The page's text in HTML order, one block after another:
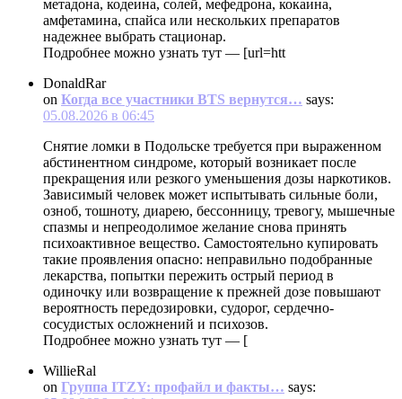
метадона, кодеина, солей, мефедрона, кокаина,
амфетамина, спайса или нескольких препаратов
надежнее выбрать стационар.
Подробнее можно узнать тут — [url=htt
DonaldRar
on Когда все участники BTS вернутся… says:
05.08.2026 в 06:45
Снятие ломки в Подольске требуется при выраженном
абстинентном синдроме, который возникает после
прекращения или резкого уменьшения дозы наркотиков.
Зависимый человек может испытывать сильные боли,
озноб, тошноту, диарею, бессонницу, тревогу, мышечные
спазмы и непреодолимое желание снова принять
психоактивное вещество. Самостоятельно купировать
такие проявления опасно: неправильно подобранные
лекарства, попытки пережить острый период в
одиночку или возвращение к прежней дозе повышают
вероятность передозировки, судорог, сердечно-
сосудистых осложнений и психозов.
Подробнее можно узнать тут — [
WillieRal
on Группа ITZY: профайл и факты… says: